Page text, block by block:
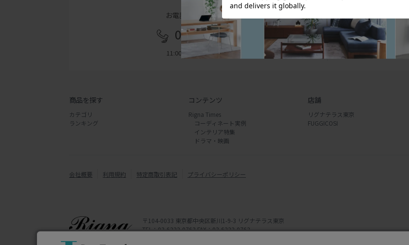
お電話でのお問い合わせ
03-6222-0763
11:00 - 18:00（土日定休）
商品を探す
カテゴリ
ランキング
コンテンツ
Rigna Times
コーディネート実例
インテリア特集
ドラマ・映画
店舗
リグナテラス東京
FUGGICOSI
会社概要 利用規約 特定商取引表記 プライバシーポリシー
〒104-0033 東京都中央区新川1-9-3 リグナテラス東京
TEL：03-6222-0763 FAX：03-6222-0762